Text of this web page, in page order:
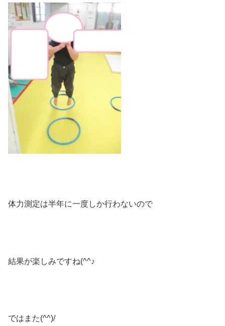
体力測定は半年に一度しか行わないので
結果が楽しみですね(^^♪
ではまた(^^)/